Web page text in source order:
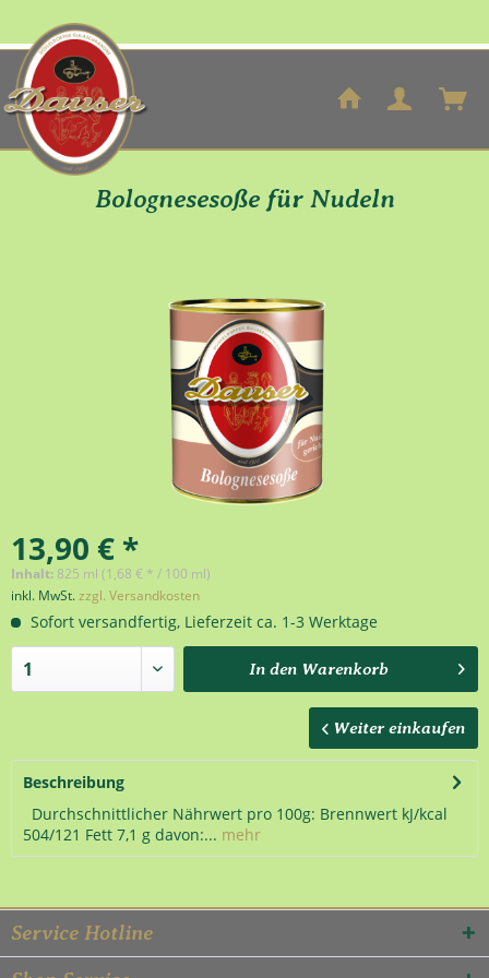
Bolognesesoße für Nudeln
13,90 € *
Inhalt: 825 ml (1,68 € * / 100 ml)
inkl. MwSt.zzgl. Versandkosten
Sofort versandfertig, Lieferzeit ca. 1-3 Werktage
In den Warenkorb
Weiter einkaufen
Beschreibung
Durchschnittlicher Nährwert pro 100g: Brennwert kJ/kcal
504/121 Fett 7,1 g davon:... mehr
Service Hotline